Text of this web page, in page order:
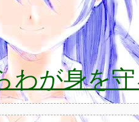
わが身を